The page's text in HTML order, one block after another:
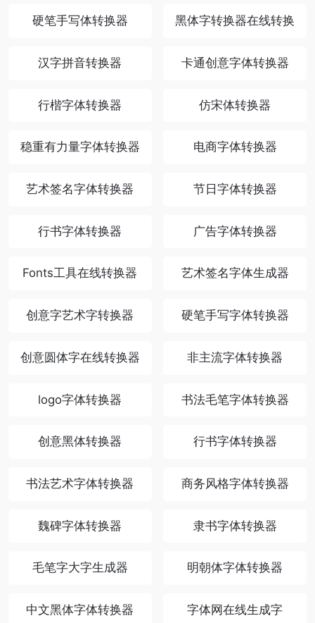
硬笔手写体转换器 黑体字转换器在线转换
汉字拼音转换器 卡通创意字体转换器
行楷字体转换器 仿宋体转换器
稳重有力量字体转换器 电商字体转换器
艺术签名字体转换器 节日字体转换器
行书字体转换器 广告字体转换器
Fonts工具在线转换器 艺术签名字体生成器
创意字艺术字转换器 硬笔手写字体转换器
创意圆体字在线转换器 非主流字体转换器
logo字体转换器 书法毛笔字体转换器
创意黑体转换器 行书字体转换器
书法艺术字体转换器 商务风格字体转换器
魏碑字体转换器 隶书字体转换器
毛笔字大字生成器 明朝体字体转换器
中文黑体字体转换器 字体网在线生成字